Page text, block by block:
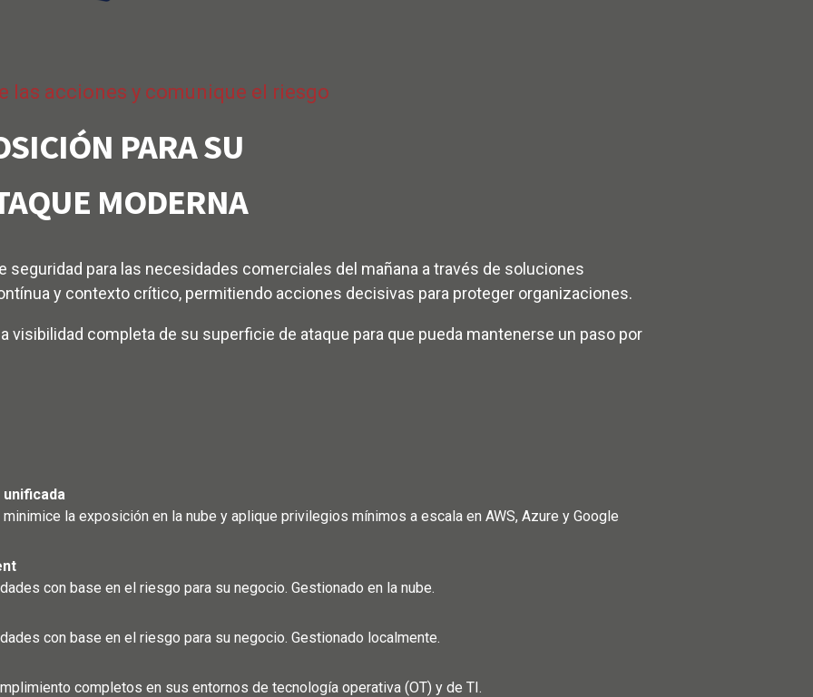
las acciones y comunique el riesgo
PARA SU
MODERNA
para las necesidades comerciales del mañana a través de soluciones
y contexto crítico, permitiendo acciones decisivas para proteger organizaciones.
visibilidad completa de su superficie de ataque para que pueda mantenerse un paso por
unificada
la exposición en la nube y aplique privilegios mínimos a escala en AWS, Azure y Google
con base en el riesgo para su negocio. Gestionado en la nube.
con base en el riesgo para su negocio. Gestionado localmente.
completos en sus entornos de tecnología operativa (OT) y de TI.